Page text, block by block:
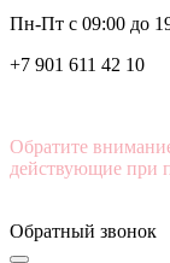
Пн-Пт с 09:00 до
+7 901 611 42 10
Обратите
действующие при
Обратный звонок